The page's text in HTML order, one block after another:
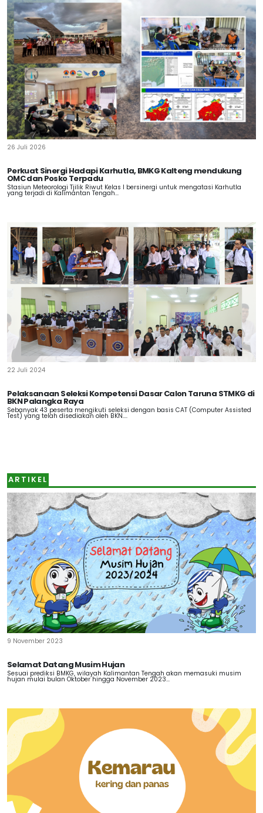
26 Juli 2026
Perkuat Sinergi Hadapi Karhutla, BMKG Kalteng mendukung
OMC dan Posko Terpadu
Stasiun Meteorologi Tjilik Riwut Kelas I bersinergi untuk mengatasi Karhutla
yang terjadi di Kalimantan Tengah...
22 Juli 2024
Pelaksanaan Seleksi Kompetensi Dasar Calon Taruna STMKG di
BKN Palangka Raya
Sebanyak 43 peserta mengikuti seleksi dengan basis CAT (Computer Assisted
Test) yang telah disediakan oleh BKN....
ARTIKEL
9 November 2023
Selamat Datang Musim Hujan
Sesuai prediksi BMKG, wilayah Kalimantan Tengah akan memasuki musim
hujan mulai bulan Oktober hingga November 2023...